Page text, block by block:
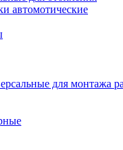
автомотические
для монтажа